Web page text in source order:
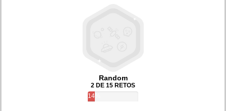
Random
2 DE 15 RETOS
14%